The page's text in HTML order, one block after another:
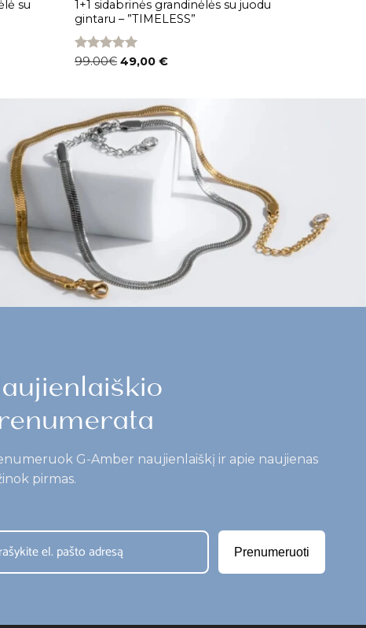
su
1+1 sidabrinės grandinėlės su juodu
gintaru – ”TIMELESS”
Įvertinimas:
99.00€ 49,00 €
G-Amber naujienlaiškį ir apie naujienas
pirmas.
Prenumeruoti